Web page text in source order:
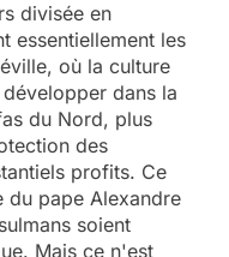
divisée en
essentiellement les
où la culture
dans la
du Nord, plus
des
profits. Ce
pape Alexandre
soient
Mais ce n'est